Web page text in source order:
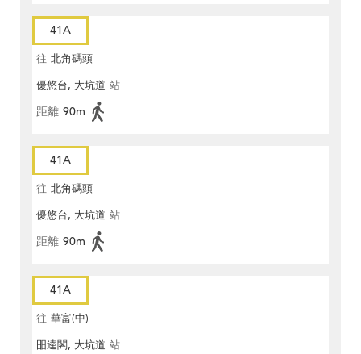
41A
往 北角碼頭
優悠台, 大坑道 站
距離 90m
41A
往 北角碼頭
優悠台, 大坑道 站
距離 90m
41A
往 華富(中)
昍逵閣, 大坑道 站